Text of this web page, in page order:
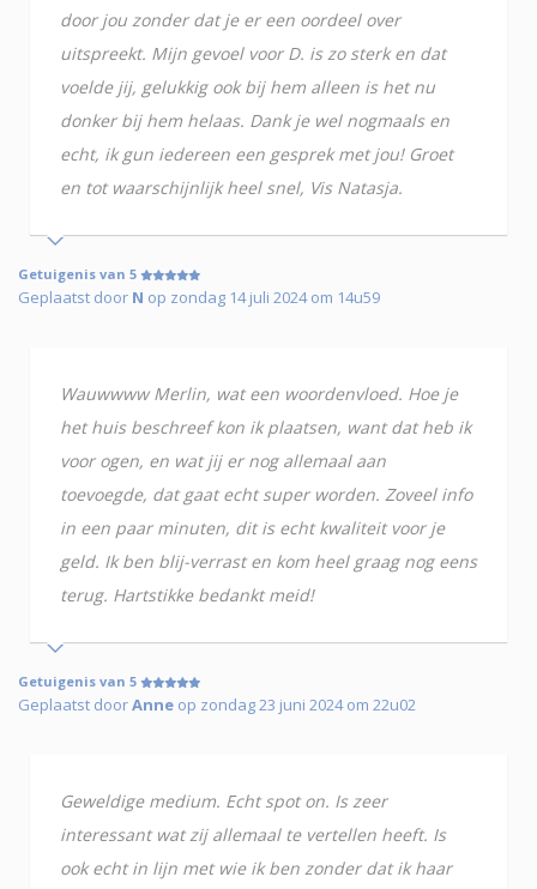
door jou zonder dat je er een oordeel over
uitspreekt. Mijn gevoel voor D. is zo sterk en dat
voelde jij, gelukkig ook bij hem alleen is het nu
donker bij hem helaas. Dank je wel nogmaals en
echt, ik gun iedereen een gesprek met jou! Groet
en tot waarschijnlijk heel snel, Vis Natasja.
Getuigenis van 5
Geplaatst door N op zondag 14 juli 2024 om 14u59
Wauwwww Merlin, wat een woordenvloed. Hoe je
het huis beschreef kon ik plaatsen, want dat heb ik
voor ogen, en wat jij er nog allemaal aan
toevoegde, dat gaat echt super worden. Zoveel info
in een paar minuten, dit is echt kwaliteit voor je
geld. Ik ben blij-verrast en kom heel graag nog eens
terug. Hartstikke bedankt meid!
Getuigenis van 5
Geplaatst doorAnne op zondag 23 juni 2024 om 22u02
Geweldige medium. Echt spot on. Is zeer
interessant wat zij allemaal te vertellen heeft. Is
ook echt in lijn met wie ik ben zonder dat ik haar